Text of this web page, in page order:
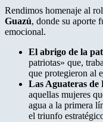
Rendimos homenaje al
Guazú, donde su aporte
emocional.
El abrigo de la
patriotas» que,
que protegieron al
Las Aguateras de
aquellas mujeres
agua a la primera
el triunfo